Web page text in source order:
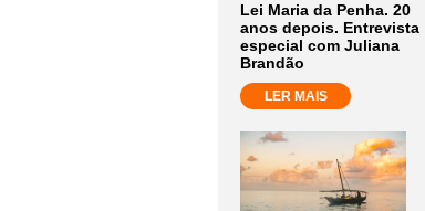
Lei Maria da Penha. 20
anos depois. Entrevista
especial com Juliana
Brandão
LER MAIS